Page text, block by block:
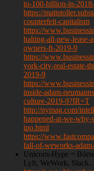
to-100-billion-in-
https://
counterfeit-capitalism
https://
halting-all-new-lease-
owners-ft-2019-9
https://
york-city-real-estate-
2019-9
https://
inside-adam-
culture-2019-9?IR=T
http://nymag.com/
happened-at-we-
ipo.html
https://
fall-of-weworks-
Unicorn-Hype =
Lyft, WeWork,